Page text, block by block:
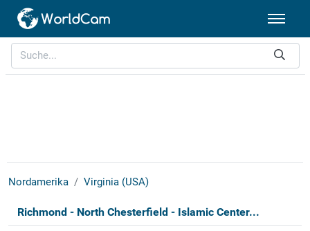
Nordamerika Virginia (USA)
Richmond - North Chesterfield - Islamic Center...